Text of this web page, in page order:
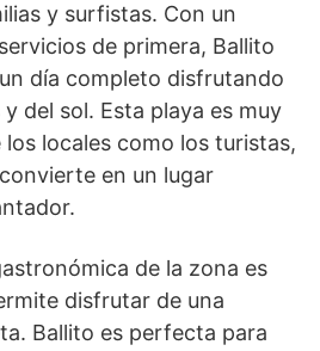
y surfistas. Con un
de primera, Ballito
día completo disfrutando
del sol. Esta playa es muy
locales como los turistas,
en un lugar
de la zona es
disfrutar de una
Ballito es perfecta para